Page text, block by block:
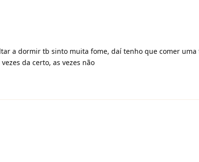
a dormir tb sinto muita fome, daí tenho que comer
da certo, as vezes não